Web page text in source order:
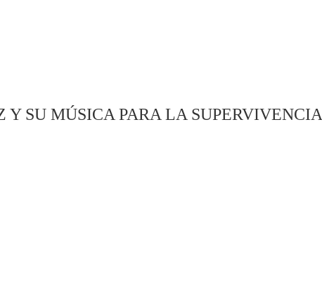
Y SU MÚSICA PARA LA SUPERVIVENCIA